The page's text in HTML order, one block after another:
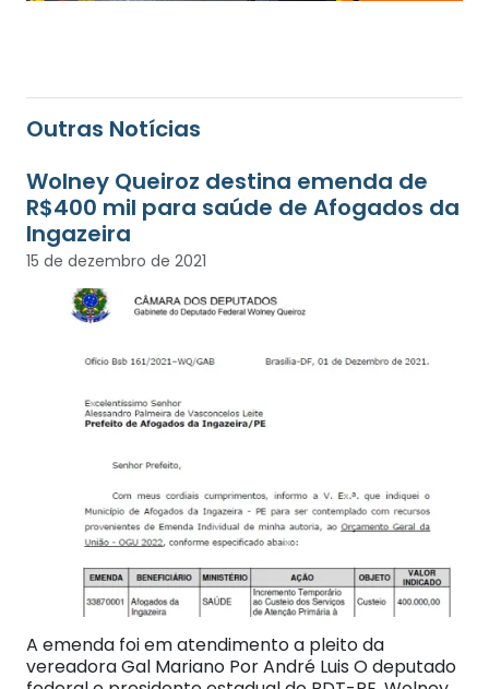
Outras Notícias
Wolney Queiroz destina emenda de
R$400 mil para saúde de Afogados da
Ingazeira
15 de dezembro de 2021
A emenda foi em atendimento a pleito da
vereadora Gal Mariano Por André Luis O deputado